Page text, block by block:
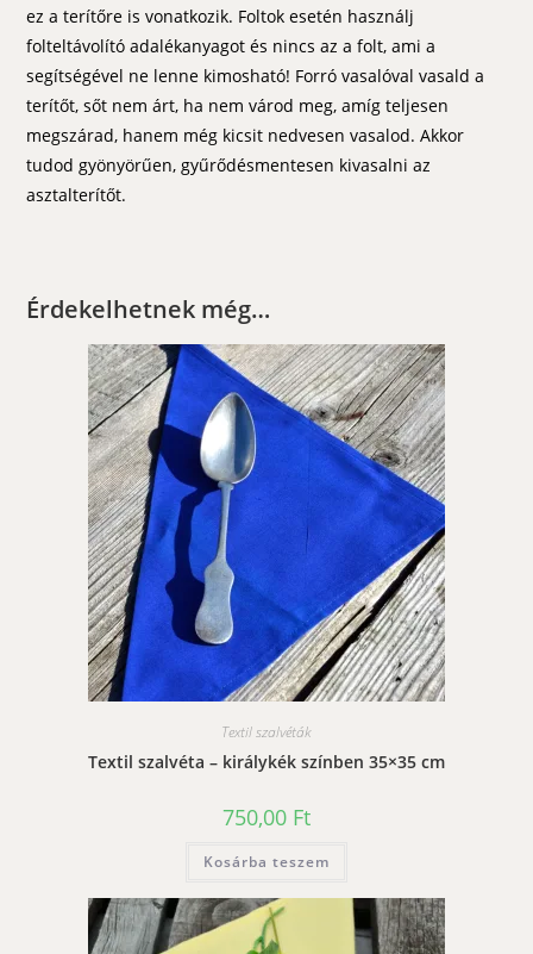
ez a terítőre is vonatkozik. Foltok esetén használj
folteltávolító adalékanyagot és nincs az a folt, ami a
segítségével ne lenne kimosható! Forró vasalóval vasald a
terítőt, sőt nem árt, ha nem várod meg, amíg teljesen
megszárad, hanem még kicsit nedvesen vasalod. Akkor
tudod gyönyörűen, gyűrődésmentesen kivasalni az
asztalterítőt.
Érdekelhetnek még…
Textil szalvéták
Textil szalvéta – királykék színben 35×35 cm
750,00 Ft
Kosárba teszem